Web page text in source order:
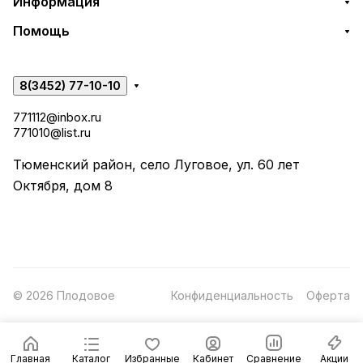
Главная Каталог Избранные Кабинет Сравнение Акции
Помощь
8(3452) 77-10-10
771112@inbox.ru
771010@list.ru
Тюменский район, село Луговое, ул. 60 лет
Октября, дом 8
© 2026 Плодовое Конфиденциальность Оферта